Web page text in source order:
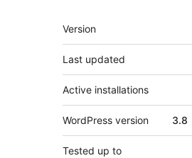
میٹا
Version
Last updated
Active installations
WordPress version
Tested up to